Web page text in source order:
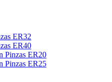
ER32
ER40
Pinzas ER20
Pinzas ER25